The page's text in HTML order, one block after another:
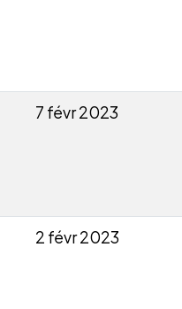
7 févr 2023
2 févr 2023